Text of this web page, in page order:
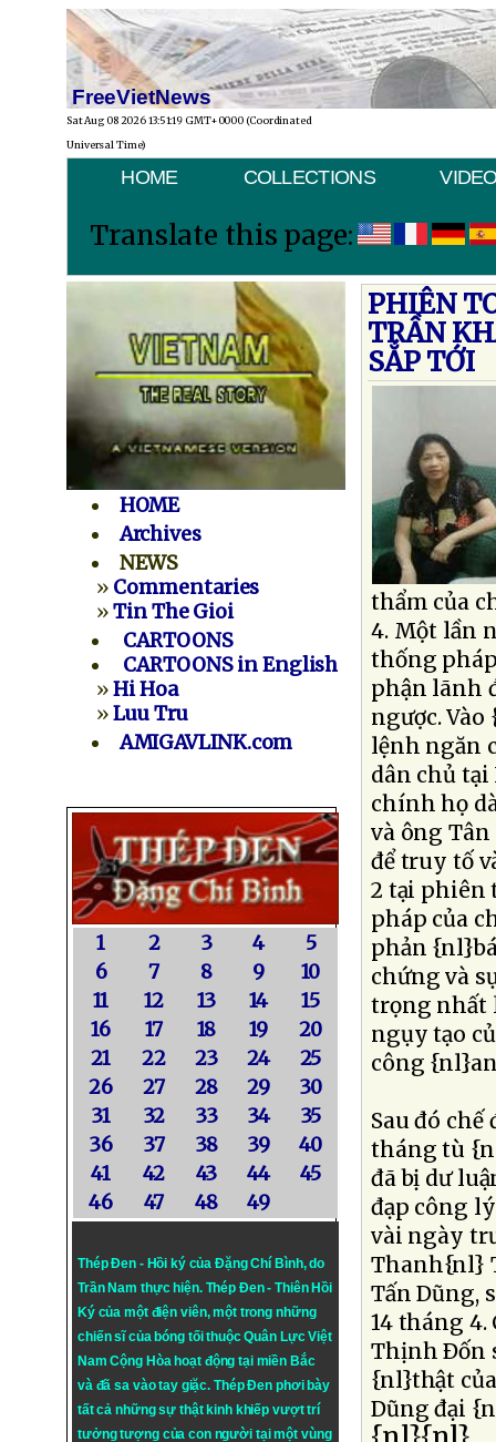
FreeVietNews
Sat Aug 08 2026 13:51:19 GMT+0000 (Coordinated
Universal Time)
HOME COLLECTIONS
Translate this page:
HOME
Archives
NEWS
» Commentaries
»Tin The Gioi
CARTOONS
CARTOONS in English
»Hi Hoa
»Luu Tru
AMIGAVLINK.com
1 2 3 4
5
6
7 8 9
10
11
12 13 14
15
16
17 18 19
20
21
22 23 24
25
26
27 28 29
30
31
32 33 34
35
36
37 38 39
40
41
42 43 44
45
46
47 48 49
Thép Đen - Hồi ký của Đặng Chí Bình, do
Trần Nam thực hiện. Thép Đen- Thiên Hồi
Ký của một điện viên, một trong những
chiến sĩ của bóng tối thuộc Quân Lực Việt
Nam Cộng Hòa hoạt động tại miền Bắc
và đã sa vào tay giặc. Thép Đen phơi bày
tất cả những sự thật kinh khiếp vượt trí
tưởng tượng của con người tại một vùng
PHIÊN
TRẦN
SẮP TỚI
thẩm của
4. Một lần
thống
phận lãnh
ngược.
lệnh ngăn
dân chủ
chính họ
và ông
để truy tố
2 tại phiên
pháp của
phản
chứng và
trọng nhất
ngụy tạo
công
Sau đó
tháng tù
đã bị dư
đạp công
vài ngày
Thanh{nl}
Tấn Dũng,
14 tháng
Thịnh Ðốn
{nl}thật
Dũng đại